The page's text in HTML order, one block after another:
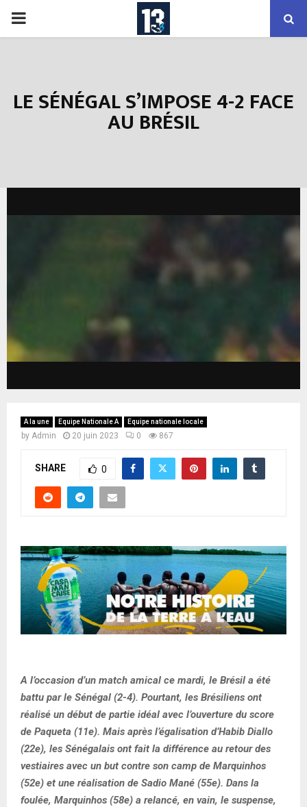
PRIMARY
LE SÉNÉGAL S’IMPOSE 4-2 FACE
AU BRÉSIL
A la une Equipe Nationale A Equipe nationale locale
by Admin 20 juin 2023 0 867
SHARE 0
A l’occasion d’un match amical ce mardi, le Brésil a été
battu par le Sénégal (2-4). Pourtant, les Brésiliens ont
réalisé un début de partie idéal avec l’ouverture du score
de Paqueta (11e). Mais après l’égalisation d’Habib Diallo
(22e), les Sénégalais ont fait la différence au retour des
vestiaires avec un but contre son camp de Marquinhos
(52e) et une réalisation de Sadio Mané (55e). Dans la
foulée, Marquinhos (58e) a relancé, en vain, le suspense,